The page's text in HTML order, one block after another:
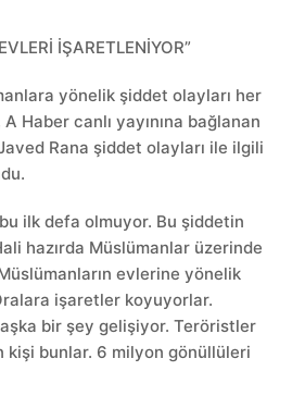
İŞARETLENİYOR”
yönelik şiddet olayları her
Haber canlı yayınına bağlanan
Rana şiddet olayları ile ilgili
ilk defa olmuyor. Bu şiddetin
hazırda Müslümanlar üzerinde
evlerine yönelik
işaretler koyuyorlar.
bir şey gelişiyor. Teröristler
kişi bunlar. 6 milyon gönüllüleri